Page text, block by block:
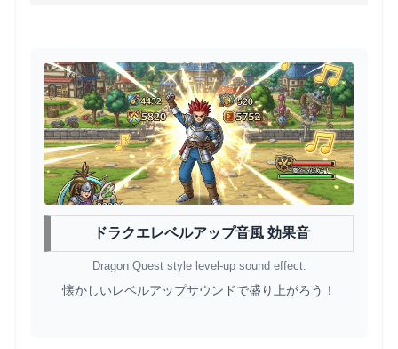
ドラクエレベルアップ音風 効果音
Dragon Quest style level-up sound effect.
懐かしいレベルアップサウンドで盛り上がろう！